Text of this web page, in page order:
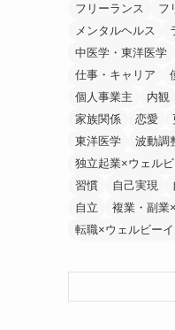
フリーランス
フ
メンタルヘルス
中医学・東洋医学
仕事・キャリア
個人事業主
内観
家族関係
恋愛
東洋医学
波動調
独立起業×ウェル
習慣
自己実現
自立
複業・副業
転職×ウェルビー